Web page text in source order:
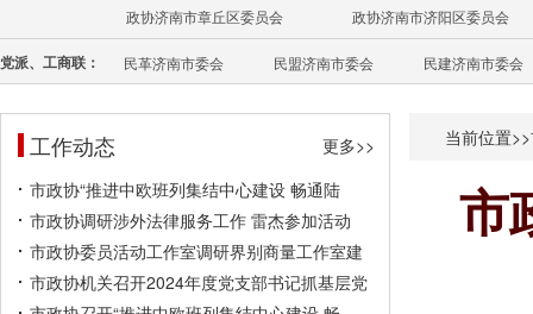
政协济南市章丘区委员会
政协济南市济阳区委员会
党派、工商联： 民革济南市委会 民盟济南市委会 民建济南市委会
工作动态
更多>>
市政协“推进中欧班列集结中心建设 畅通陆
市政协调研涉外法律服务工作 雷杰参加活动
市政协委员活动工作室调研界别商量工作室建
市政协机关召开2024年度党支部书记抓基层党
当前位置>>
市